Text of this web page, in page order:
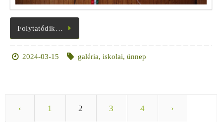
Folytatódik…
2024-03-15 galéria, iskolai, ünnep
‹ 1 2 3 4 ›